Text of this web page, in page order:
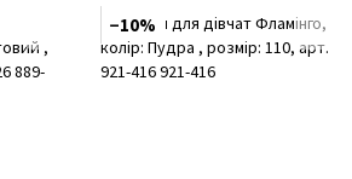
−10%